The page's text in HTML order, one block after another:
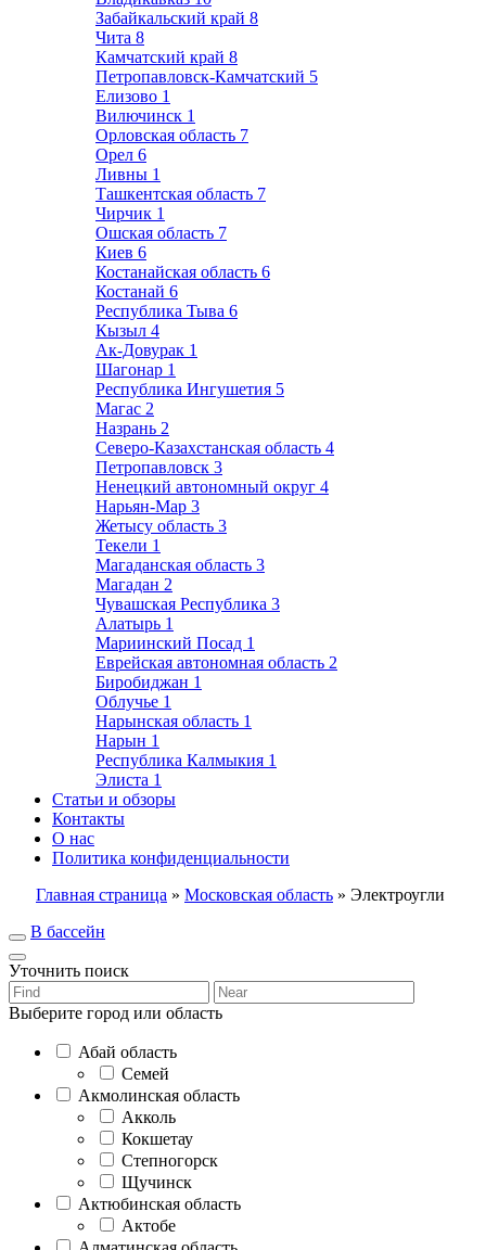
Забайкальский край 8
Чита 8
Камчатский край 8
Петропавловск-Камчатский 5
Елизово 1
Вилючинск 1
Орловская область 7
Орел 6
Ливны 1
Ташкентская область 7
Чирчик 1
Ошская область 7
Киев 6
Костанайская область 6
Костанай 6
Республика Тыва 6
Кызыл 4
Ак-Довурак 1
Шагонар 1
Республика Ингушетия 5
Магас 2
Назрань 2
Северо-Казахстанская область 4
Петропавловск 3
Ненецкий автономный округ 4
Нарьян-Мар 3
Жетысу область 3
Текели 1
Магаданская область 3
Магадан 2
Чувашская Республика 3
Алатырь 1
Мариинский Посад 1
Еврейская автономная область 2
Биробиджан 1
Облучье 1
Нарынская область 1
Нарын 1
Республика Калмыкия 1
Элиста 1
Статьи и обзоры
Контакты
О нас
Политика конфиденциальности
Главная страница » Московская область » Электроугли
В бассейн
Уточнить поиск
Выберите город или область
Абай область
Семей
Акмолинская область
Акколь
Кокшетау
Степногорск
Щучинск
Актюбинская область
Актобе